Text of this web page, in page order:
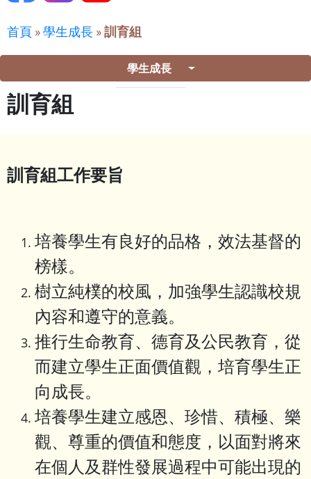
首頁 »學生成長 »訓育組
學生成長
訓育組
訓育組工作要旨
培養學生有良好的品格，效法基督的
榜樣。
樹立純樸的校風，加強學生認識校規
內容和遵守的意義。
推行生命教育、德育及公民教育，從
而建立學生正面價值觀，培育學生正
向成長。
培養學生建立感恩、珍惜、積極、樂
觀、尊重的價值和態度，以面對將來
在個人及群性發展過程中可能出現的